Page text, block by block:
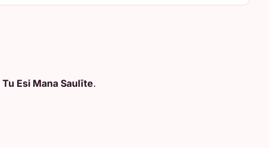
Tu Esi Mana Saulīte.